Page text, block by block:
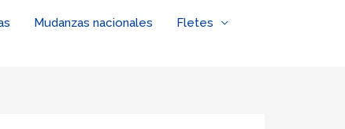
Mudanzas nacionales
Fletes